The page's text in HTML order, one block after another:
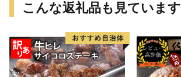
こんな返礼品も見ています